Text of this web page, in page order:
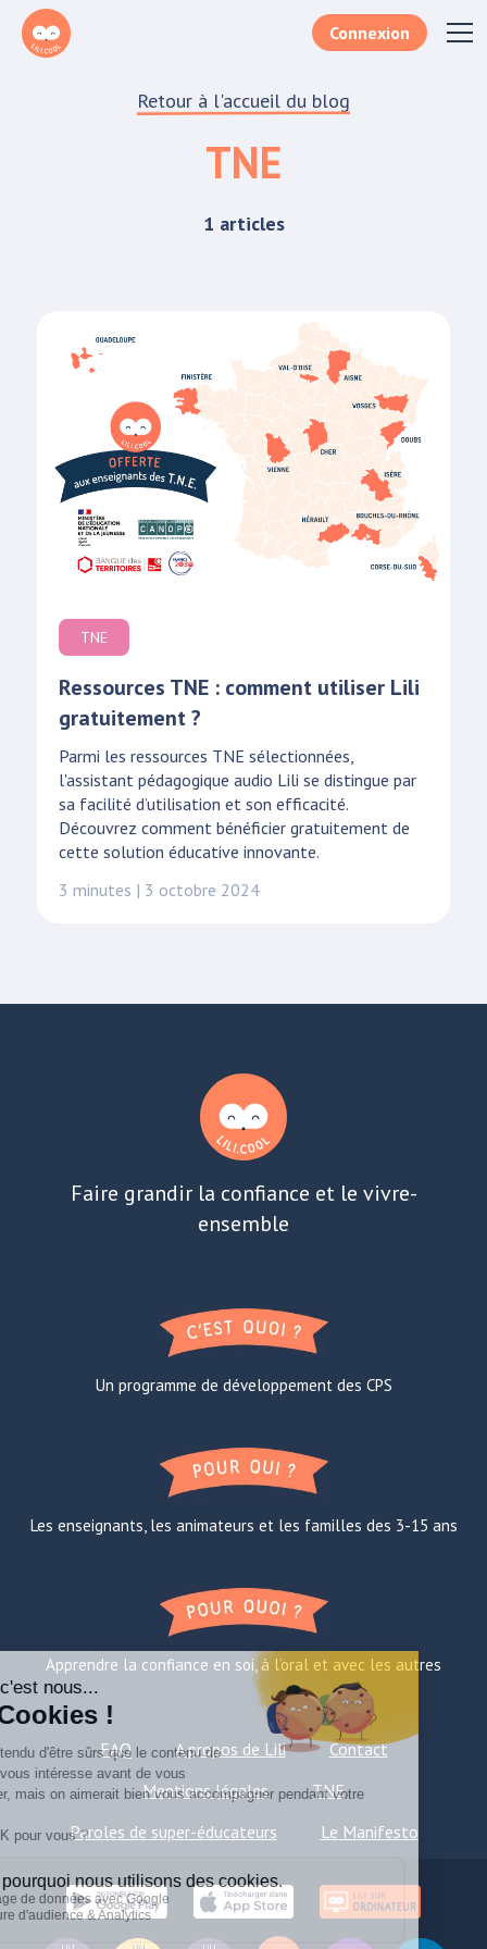
Connexion
Retour à l'accueil du blog
TNE
1 articles
TNE
Ressources TNE : comment utiliser Lili
gratuitement ?
Parmi les ressources TNE sélectionnées,
l'assistant pédagogique audio Lili se distingue par
sa facilité d’utilisation et son efficacité.
Découvrez comment bénéficier gratuitement de
cette solution éducative innovante.
3 minutes | 3 octobre 2024
Faire grandir la confiance et le vivre-
ensemble
Un programme de développement des CPS
Les enseignants, les animateurs et les familles des 3-15 ans
Apprendre la confiance en soi, à l’oral et avec les autres
FAQ A propos de Lili
Contact
Mentions légales
TNE
Paroles de super-éducateurs
Le Manifesto